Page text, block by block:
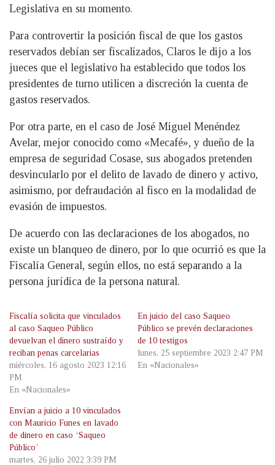
Legislativa en su momento.
Para controvertir la posición fiscal de que los gastos
reservados debían ser fiscalizados, Claros le dijo a los
jueces que el legislativo ha establecido que todos los
presidentes de turno utilicen a discreción la cuenta de
gastos reservados.
Por otra parte, en el caso de José Miguel Menéndez
Avelar, mejor conocido como «Mecafé», y dueño de la
empresa de seguridad Cosase, sus abogados pretenden
desvincularlo por el delito de lavado de dinero y activo,
asimismo, por defraudación al fisco en la modalidad de
evasión de impuestos.
De acuerdo con las declaraciones de los abogados, no
existe un blanqueo de dinero, por lo que ocurrió es que la
Fiscalía General, según ellos, no está separando a la
persona jurídica de la persona natural.
Fiscalía solicita que vinculados
al caso Saqueo Público
devuelvan el dinero sustraído y
reciban penas carcelarias
miércoles, 16 agosto 2023 12:16
PM
En «Nacionales»
En juicio del caso Saqueo
Público se prevén declaraciones
de 10 testigos
lunes, 25 septiembre 2023 2:47 PM
En «Nacionales»
Envían a juicio a 10 vinculados
con Mauricio Funes en lavado
de dinero en caso ‘Saqueo
Público’
martes, 26 julio 2022 3:39 PM